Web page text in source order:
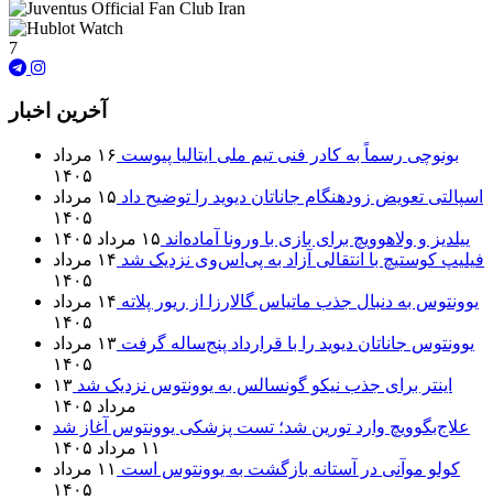
7
آخرین اخبار
بونوچی رسماً به کادر فنی تیم ملی ایتالیا پیوست
۱۶ مرداد
۱۴۰۵
اسپالتی تعویض زودهنگام جاناتان دیوید را توضیح داد
۱۵ مرداد
۱۴۰۵
ییلدیز و ولاهوویچ برای بازی با ورونا آماده‌اند ۱۵ مرداد ۱۴۰۵
فیلیپ کوستیچ با انتقالی آزاد به پی‌اس‌وی نزدیک شد
۱۴ مرداد
۱۴۰۵
یوونتوس به دنبال جذب ماتیاس گالارزا از ریور پلاته
۱۴ مرداد
۱۴۰۵
یوونتوس جاناتان دیوید را با قرارداد پنج‌ساله گرفت
۱۳ مرداد
۱۴۰۵
اینتر برای جذب نیکو گونسالس به یوونتوس نزدیک شد ۱۳
مرداد ۱۴۰۵
علاج‌بگوویچ وارد تورین شد؛ تست پزشکی یوونتوس آغاز شد
۱۱ مرداد ۱۴۰۵
کولو موآنی در آستانه بازگشت به یوونتوس است
۱۱ مرداد
۱۴۰۵